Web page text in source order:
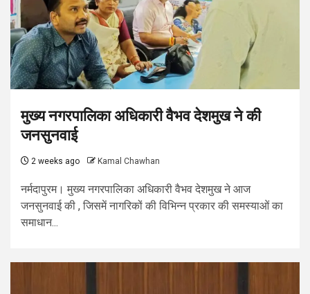
मुख्य नगरपालिका अधिकारी वैभव देशमुख ने की
जनसुनवाई
2 weeks ago Kamal Chawhan
नर्मदापुरम। मुख्य नगरपालिका अधिकारी वैभव देशमुख ने आज
जनसुनवाई की , जिसमें नागरिकों की विभिन्न प्रकार की समस्याओं का
समाधान...